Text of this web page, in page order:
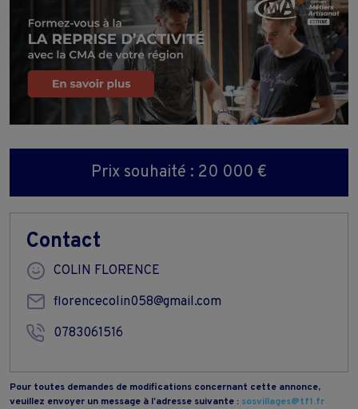
Prix souhaité : 20 000 €
Contact
COLIN FLORENCE
florencecolin058@gmail.com
0783061516
Pour toutes demandes de modifications concernant cette annonce,
veuillez envoyer un message à l’adresse suivante : sosvillages@tf1.fr